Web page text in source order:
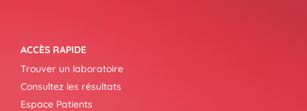
ACCÈS RAPIDE
Trouver un laboratoire
Consultez les résultats
Espace Patients